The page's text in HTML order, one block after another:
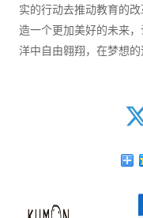
实的行动去推动教育的
造一个更加美好的未来
洋中自由翱翔，在梦想的